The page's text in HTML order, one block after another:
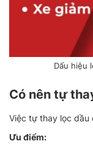
Dấu hiệu
Có nên tự
Việc tự thay lọc dầu
Ưu điểm: